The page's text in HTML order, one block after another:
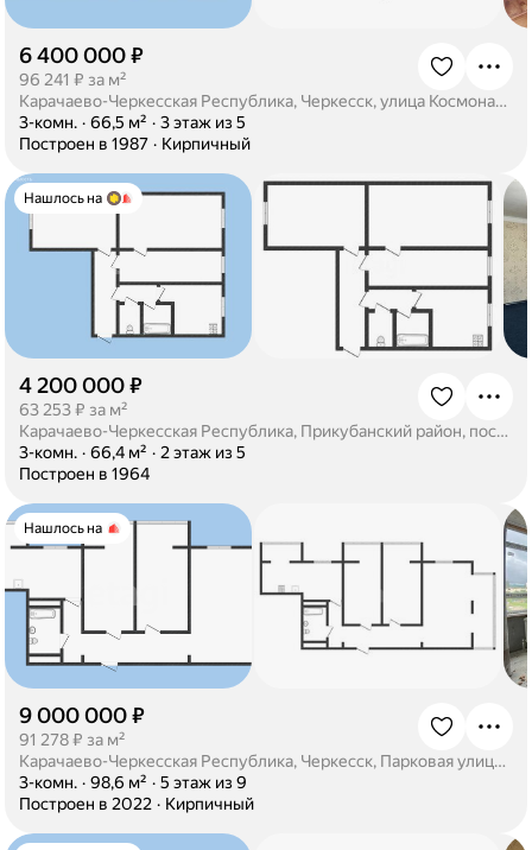
6 400 000 ₽
96 241 ₽ за м²
Карачаево-Черкесская Республика, Черкесск, улица Космонавтов, 25
3-комн. · 66,5 м² · 3 этаж из 5
Построен в 1987 · Кирпичный
Нашлось на
4 200 000 ₽
63 253 ₽ за м²
Карачаево-Черкесская Республика, Прикубанский район, посёлок Кавказский, улица Гагарина, 10
3-комн. · 66,4 м² · 2 этаж из 5
Построен в 1964
Нашлось на
9 000 000 ₽
91 278 ₽ за м²
Карачаево-Черкесская Республика, Черкесск, Парковая улица, 17Б
3-комн. · 98,6 м² · 5 этаж из 9
Построен в 2022 · Кирпичный